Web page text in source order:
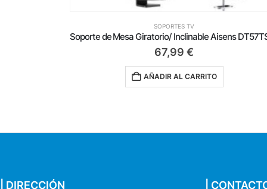
SOPORTES TV
455,00€
AÑADIR AL CARRITO
| DIRECCIÓN |